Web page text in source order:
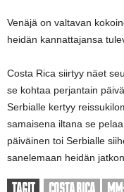
Venäjä on valtavan
heidän kannattajansa
Costa Rica siirtyy näet
se kohtaa perjantain
Serbialle kertyy
samaisena iltana se
päiväinen toi Serbialle
sanelemaan heidän
TAGIT COSTA RICA